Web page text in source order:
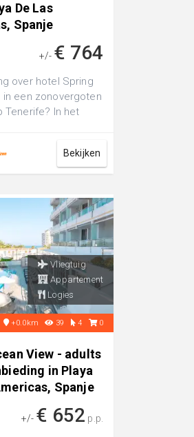
De Las
Spanje
+/- € 764
over hotel Spring
in een zonovergoten
Tenerife? In het
Bekijken
Vliegtuig
Appartement
Logies
+0.0km 39 4 0
View - adults
in Playa
Spanje
+/- € 652 p.p.